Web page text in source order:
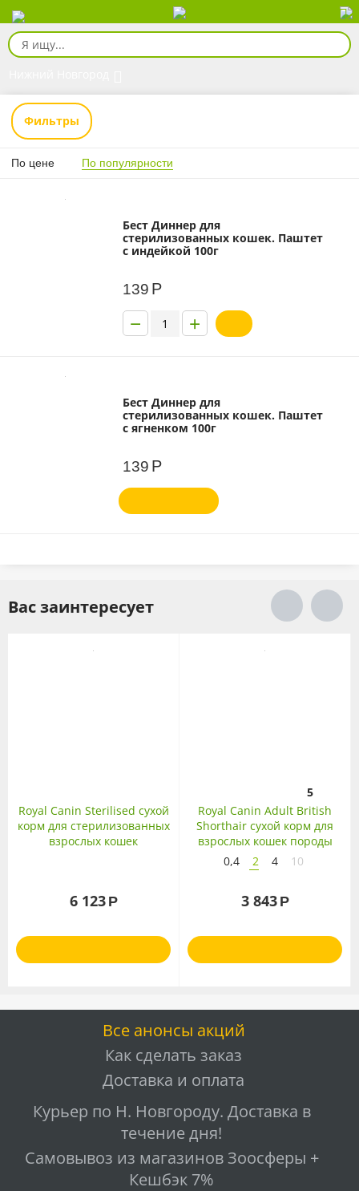
Фильтры
По цене По популярности
Бест Диннер для
стерилизованных кошек. Паштет
с индейкой 100г
139 Р
+
−
Бест Диннер для
стерилизованных кошек. Паштет
с ягненком 100г
139 Р
Вас заинтересует
Royal Canin Sterilised сухой
корм для стерилизованных
взрослых кошек
6 123 Р
5
Royal Canin Adult British
Shorthair сухой корм для
взрослых кошек породы
Британская
короткошерстная
0,4 2 4 10
3 843 Р
Все анонсы акций
Как сделать заказ
Доставка и оплата
Курьер по Н. Новгороду. Доставка в
течение дня!
Самовывоз из магазинов Зоосферы +
Кешбэк 7%